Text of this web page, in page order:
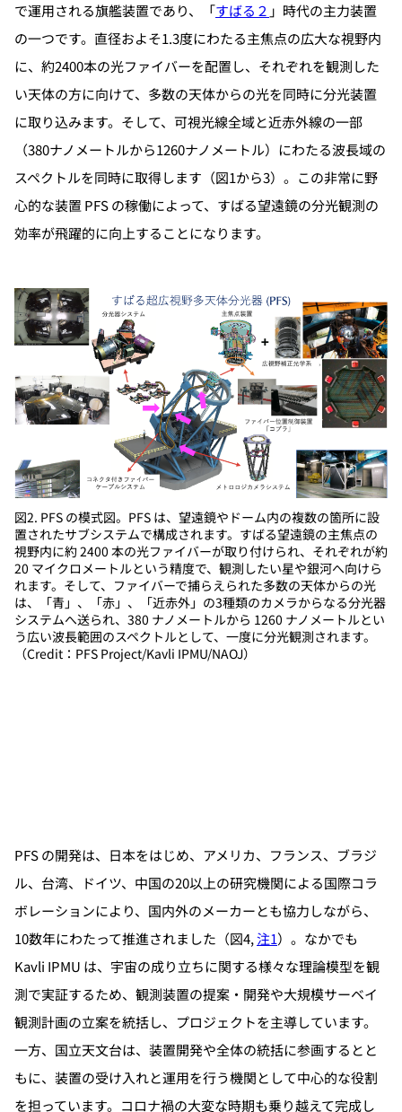
で運用される旗艦装置であり、「すばる２ 」時代の主力装置
の一つです。直径およそ1.3度にわたる主焦点の広大な視野内
に、約2400本の光ファイバーを配置し、それぞれを観測した
い天体の方に向けて、多数の天体からの光を同時に分光装置
に取り込みます。そして、可視光線全域と近赤外線の一部
（380ナノメートルから1260ナノメートル）にわたる波長域の
スペクトルを同時に取得します（図1から3）。この非常に野
心的な装置 PFS の稼働によって、すばる望遠鏡の分光観測の
効率が飛躍的に向上することになります。
図2. PFS の模式図。PFS は、望遠鏡やドーム内の複数の箇所に設
置されたサブシステムで構成されます。すばる望遠鏡の主焦点の
視野内に約 2400 本の光ファイバーが取り付けられ、それぞれが約
20 マイクロメートルという精度で、観測したい星や銀河へ向けら
れます。そして、ファイバーで捕らえられた多数の天体からの光
は、「青」、「赤」、「近赤外」の3種類のカメラからなる分光器
システムへ送られ、380 ナノメートルから 1260 ナノメートルとい
う広い波長範囲のスペクトルとして、一度に分光観測されます。
（Credit：PFS Project/Kavli IPMU/NAOJ）
PFS の開発は、日本をはじめ、アメリカ、フランス、ブラジ
ル、台湾、ドイツ、中国の20以上の研究機関による国際コラ
ボレーションにより、国内外のメーカーとも協力しながら、
10数年にわたって推進されました（図4,注1）。なかでも
Kavli IPMU は、宇宙の成り立ちに関する様々な理論模型を観
測で実証するため、観測装置の提案・開発や大規模サーベイ
観測計画の立案を統括し、プロジェクトを主導しています。
一方、国立天文台は、装置開発や全体の統括に参画するとと
もに、装置の受け入れと運用を行う機関として中心的な役割
を担っています。コロナ禍の大変な時期も乗り越えて完成し